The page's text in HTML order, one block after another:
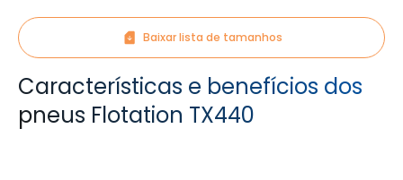
Baixar lista de tamanhos
Características e benefícios dos
pneus Flotation TX440